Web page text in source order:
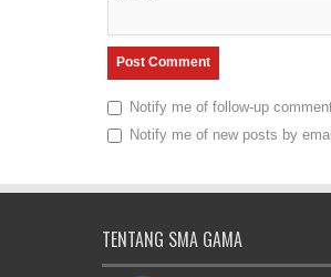
Notify me of follow-up
Notify me of new posts by
TENTANG SMA GAMA